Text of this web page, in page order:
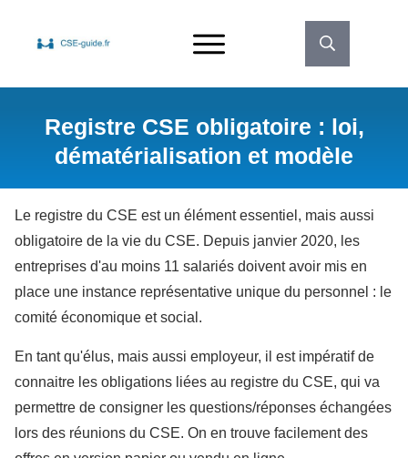
Registre CSE obligatoire : loi,
dématérialisation et modèle
Le registre du CSE est un élément essentiel, mais aussi
obligatoire de la vie du CSE. Depuis janvier 2020, les
entreprises d'au moins 11 salariés doivent avoir mis en
place une instance représentative unique du personnel : le
comité économique et social.
En tant qu'élus, mais aussi employeur, il est impératif de
connaitre les obligations liées au registre du CSE, qui va
permettre de consigner les questions/réponses échangées
lors des réunions du CSE. On en trouve facilement des